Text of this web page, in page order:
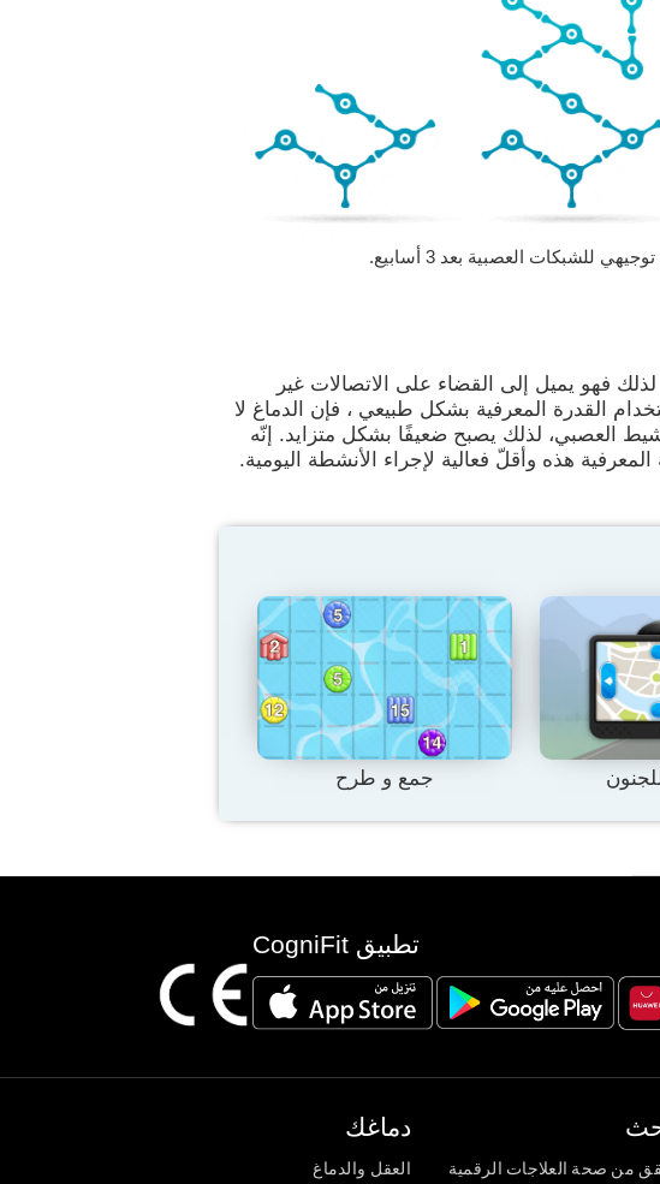
للشبكات العصبية بعد 3 أسابيع.
لذلك فهو يميل إلى القضاء على الاتصالات غير
القدرة المعرفية بشكل طبيعي ، فإن الدماغ لا
العصبي، لذلك يصبح ضعيفًا بشكل متزايد. إنّه
هذه وأقلّ فعالية لإجراء الأنشطة اليومية.
جمع و طرح
تطبيق CogniFit
دماغك
العقل والدماغ من صحة العلاجات الرقمية